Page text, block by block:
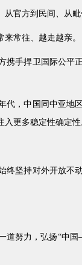
官方到民间、从毗
常往、越走越亲。
手捍卫国际公平
，中国同中亚
更多稳定性确定性
坚持对外开放
努力，弘扬“中